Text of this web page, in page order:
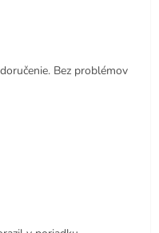
Bez problémov
z 5 hviezdičiek.